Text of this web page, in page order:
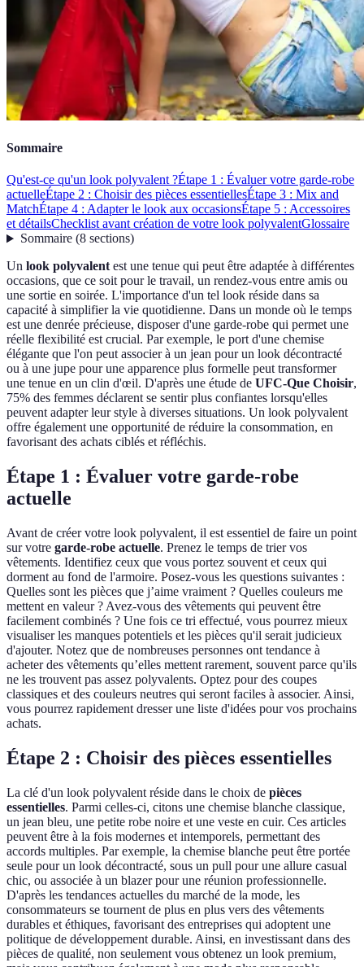
Sommaire
Qu'est-ce qu'un look polyvalent ?Étape 1 : Évaluer votre garde-robe
actuelleÉtape 2 : Choisir des pièces essentiellesÉtape 3 : Mix and
MatchÉtape 4 : Adapter le look aux occasionsÉtape 5 : Accessoires
et détailsChecklist avant création de votre look polyvalentGlossaire
Sommaire(8 sections)
Un look polyvalentest une tenue qui peut être adaptée à différentes
occasions, que ce soit pour le travail, un rendez-vous entre amis ou
une sortie en soirée. L'importance d'un tel look réside dans sa
capacité à simplifier la vie quotidienne. Dans un monde où le temps
est une denrée précieuse, disposer d'une garde-robe qui permet une
réelle flexibilité est crucial. Par exemple, le port d'une chemise
élégante que l'on peut associer à un jean pour un look décontracté
ou à une jupe pour une apparence plus formelle peut transformer
une tenue en un clin d'œil. D'après une étude de UFC-Que Choisir,
75% des femmes déclarent se sentir plus confiantes lorsqu'elles
peuvent adapter leur style à diverses situations. Un look polyvalent
offre également une opportunité de réduire la consommation, en
favorisant des achats ciblés et réfléchis.
Étape 1 : Évaluer votre garde-robe
actuelle
Avant de créer votre look polyvalent, il est essentiel de faire un point
sur votre garde-robe actuelle. Prenez le temps de trier vos
vêtements. Identifiez ceux que vous portez souvent et ceux qui
dorment au fond de l'armoire. Posez-vous les questions suivantes :
Quelles sont les pièces que j’aime vraiment ? Quelles couleurs me
mettent en valeur ? Avez-vous des vêtements qui peuvent être
facilement combinés ? Une fois ce tri effectué, vous pourrez mieux
visualiser les manques potentiels et les pièces qu'il serait judicieux
d'ajouter. Notez que de nombreuses personnes ont tendance à
acheter des vêtements qu’elles mettent rarement, souvent parce qu'ils
ne les trouvent pas assez polyvalents. Optez pour des coupes
classiques et des couleurs neutres qui seront faciles à associer. Ainsi,
vous pourrez rapidement dresser une liste d'idées pour vos prochains
achats.
Étape 2 : Choisir des pièces essentielles
La clé d'un look polyvalent réside dans le choix de pièces
essentielles. Parmi celles-ci, citons une chemise blanche classique,
un jean bleu, une petite robe noire et une veste en cuir. Ces articles
peuvent être à la fois modernes et intemporels, permettant des
accords multiples. Par exemple, la chemise blanche peut être portée
seule pour un look décontracté, sous un pull pour une allure casual
chic, ou associée à un blazer pour une réunion professionnelle.
D'après les tendances actuelles du marché de la mode, les
consommateurs se tournent de plus en plus vers des vêtements
durables et éthiques, favorisant des entreprises qui adoptent une
politique de développement durable. Ainsi, en investissant dans des
pièces de qualité, non seulement vous obtenez un look premium,